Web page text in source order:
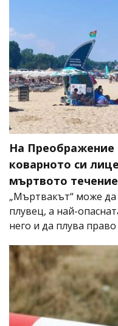
На Преображение
коварното си
мъртвото течение
„Мъртвакът“ може
плувец, а най-
него и да плува